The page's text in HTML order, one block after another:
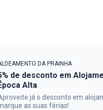
DA PRAINHA
de desconto em
Alta
já o desconto em
as suas férias!